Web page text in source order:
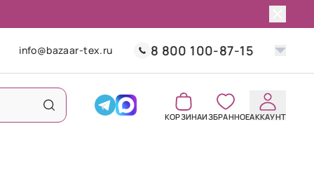
info@bazaar-tex.ru 8 800 100-87-15
КОРЗИНАИЗБРАННОЕАККАУНТ